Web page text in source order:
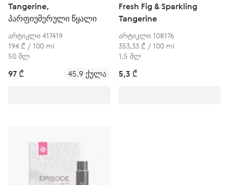
Tangerine,
პარფიუმერული წყალი
არტიკლი 417419
194 ₾ / 100 ml
50 მლ
97 ₾ 45.9 ქულა
Fresh Fig & Sparkling
Tangerine
არტიკლი 108176
353,33 ₾ / 100 ml
1,5 მლ
5,3 ₾